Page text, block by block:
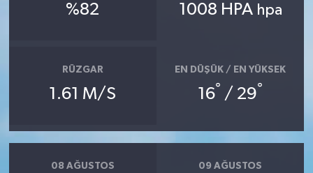
%82 1008 HPA hpa
RÜZGAR
1.61 M/S
EN DÜŞÜK / EN YÜKSEK
16° / 29°
08 AĞUSTOS 09 AĞUSTOS